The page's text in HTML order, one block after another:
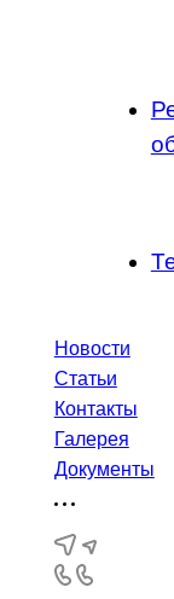
Новости
Статьи
Контакты
Галерея
Документы